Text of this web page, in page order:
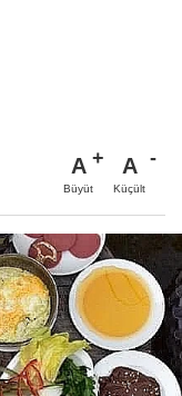
A
Büyüt
A
Küçült